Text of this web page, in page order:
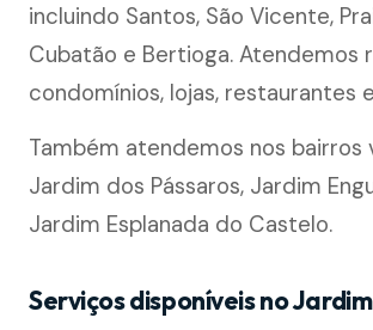
incluindo Santos, São Vicente,
Cubatão e Bertioga. Atendemos
condomínios, lojas, restaurantes
Também atendemos nos bairros
Jardim dos Pássaros, Jardim
Jardim Esplanada do Castelo.
Serviços disponíveis no